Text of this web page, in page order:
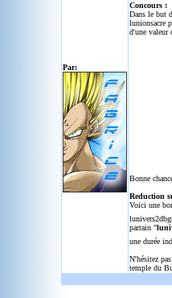
Par:
Concours :
Dans le but
lunionsacre
d'une valeur
Bonne
Reduction
Voici une
parrain "
une durée
N'hésitez
temple du